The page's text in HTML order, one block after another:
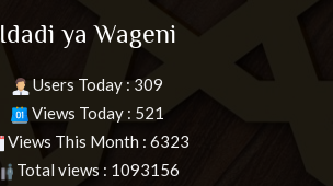
Idadi ya Wageni
Users Today : 309
Views Today : 521
Views This Month : 6323
Total views : 1093156